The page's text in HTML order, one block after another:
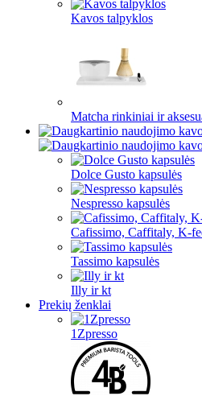
Kavos talpyklos
Matcha rinkiniai ir
Dolce Gusto kapsulės
Nespresso kapsulės
Cafissimo, Caffitaly, K-
Tassimo kapsulės
Illy ir kt
Prekių ženklai
1Zpresso